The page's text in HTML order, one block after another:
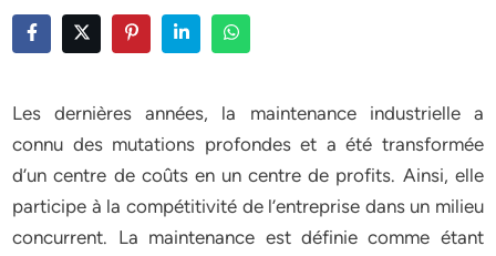
Les dernières années, la maintenance industrielle a
connu des mutations profondes et a été transformée
d’un centre de coûts en un centre de profits. Ainsi, elle
participe à la compétitivité de l’entreprise dans un milieu
concurrent. La maintenance est définie comme étant